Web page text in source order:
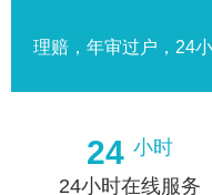
理赔，年审过户，24
24 小时
24小时在线服务